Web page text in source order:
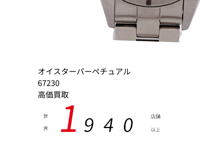
オイスターパーペチュアル
67230
高価買取
世
界
店舗
以上
1, 9 4 0